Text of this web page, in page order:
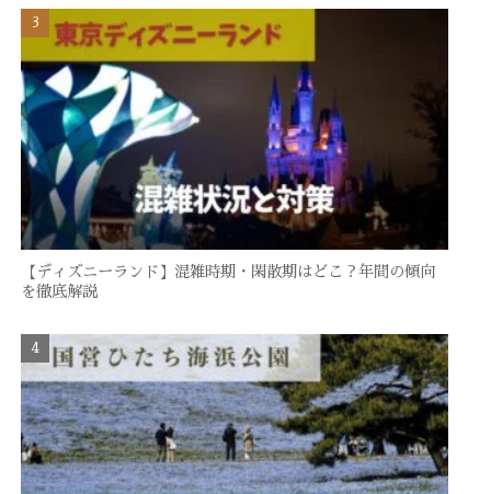
【ディズニーランド】混雑時期・閑散期はどこ？年間の傾向
を徹底解説